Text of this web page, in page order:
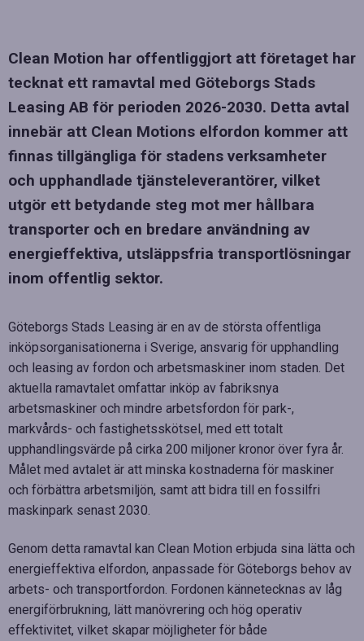
Clean Motion har offentliggjort att företaget har
tecknat ett ramavtal med Göteborgs Stads
Leasing AB för perioden 2026-2030. Detta avtal
innebär att Clean Motions elfordon kommer att
finnas tillgängliga för stadens verksamheter
och upphandlade tjänsteleverantörer, vilket
utgör ett betydande steg mot mer hållbara
transporter och en bredare användning av
energieffektiva, utsläppsfria transportlösningar
inom offentlig sektor.
Göteborgs Stads Leasing är en av de största offentliga
inköpsorganisationerna i Sverige, ansvarig för upphandling
och leasing av fordon och arbetsmaskiner inom staden. Det
aktuella ramavtalet omfattar inköp av fabriksnya
arbetsmaskiner och mindre arbetsfordon för park-,
markvårds- och fastighetsskötsel, med ett totalt
upphandlingsvärde på cirka 200 miljoner kronor över fyra år.
Målet med avtalet är att minska kostnaderna för maskiner
och förbättra arbetsmiljön, samt att bidra till en fossilfri
maskinpark senast 2030.
Genom detta ramavtal kan Clean Motion erbjuda sina lätta och
energieffektiva elfordon, anpassade för Göteborgs behov av
arbets- och transportfordon. Fordonen kännetecknas av låg
energiförbrukning, lätt manövrering och hög operativ
effektivitet, vilket skapar möjligheter för både